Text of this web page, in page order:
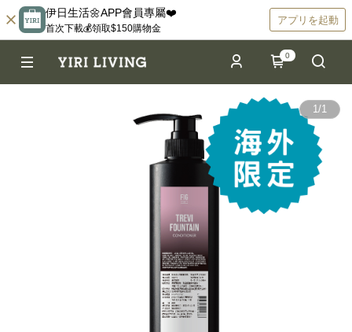
伊日生活🌼APP會員專屬❤️
首次下載💰領取$150購物金
アプリを起動
0
1/1